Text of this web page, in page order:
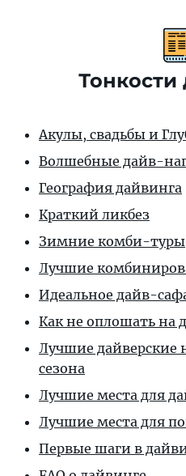
Тонкости
Акулы, свадьбы и
Волшебные дайв-
География дайвинга
Краткий ликбез
Зимние комби-туры
Лучшие
Идеальное дайв-
Как не оплошать на
Лучшие дайверские
сезона
Лучшие места для
Лучшие места для
Первые шаги в